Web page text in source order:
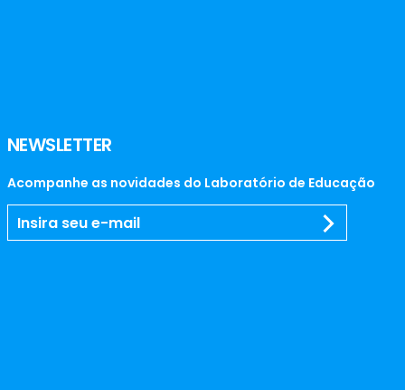
NEWSLETTER
Acompanhe as novidades do Laboratório de Educação